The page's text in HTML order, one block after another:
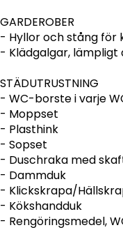
GARDEROBER
- Hyllor och stång för
- Klädgalgar,
STÄDUTRUSTNING
- WC-borste i varje
- Moppset
- Plasthink
- Sopset
- Duschraka med
- Dammduk
- Klickskrapa/
- Kökshandduk
- Rengöringsmedel,